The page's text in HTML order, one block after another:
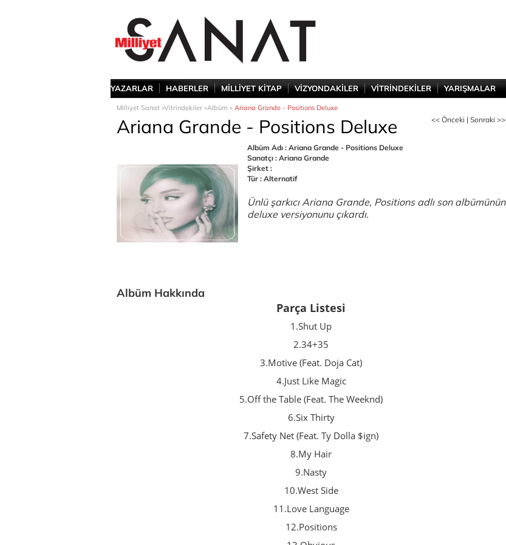
YAZARLAR HABERLER MİLLİYET KİTAP VİZYONDAKİLER VİTRİNDEKİLER YARIŞMALAR
Milliyet Sanat »Vitrindekiler »Albüm » Ariana Grande - Positions Deluxe
Ariana Grande - Positions Deluxe << Önceki | Sonraki >>
Albüm Adı : Ariana Grande - Positions Deluxe
Sanatçı : Ariana Grande
Şirket :
Tür : Alternatif
Ünlü şarkıcı Ariana Grande, Positions adlı son albümünün
deluxe versiyonunu çıkardı.
Albüm Hakkında
Parça Listesi
1.Shut Up
2.34+35
3.Motive (Feat. Doja Cat)
4.Just Like Magic
5.Off the Table (Feat. The Weeknd)
6.Six Thirty
7.Safety Net (Feat. Ty Dolla $ign)
8.My Hair
9.Nasty
10.West Side
11.Love Language
12.Positions